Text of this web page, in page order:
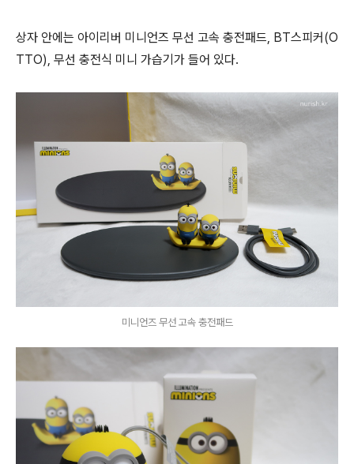
상자 안에는 아이리버 미니언즈 무선 고속 충전패드, BT스피커(O
TTO), 무선 충전식 미니 가습기가 들어 있다.
미니언즈 무선 고속 충전패드